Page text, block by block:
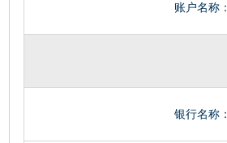
账户名称：
银行名称：